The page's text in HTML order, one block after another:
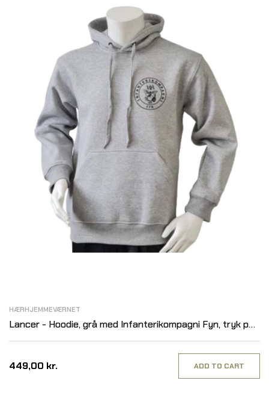
HÆRHJEMMEVÆRNET
Lancer - Hoodie, grå med Infanterikompagni Fyn, tryk på
ryg
449,00 kr. ADD TO CART